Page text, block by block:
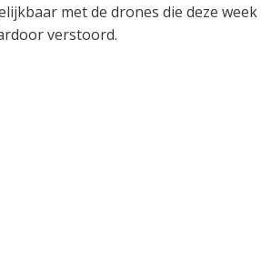
met de drones die deze
verstoord.